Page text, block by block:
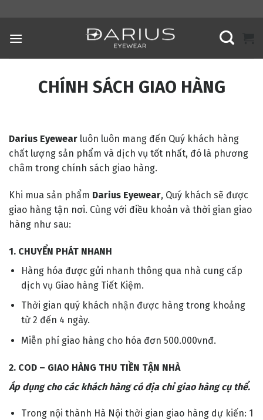
content
CHÍNH SÁCH GIAO HÀNG
Darius Eyewear luôn luôn mang đến Quý khách hàng
chất lượng sản phẩm và dịch vụ tốt nhất, đó là phương
châm trong chính sách giao hàng.
Khi mua sản phẩm Darius Eyewear, Quý khách sẽ được
giao hàng tận nơi. Cùng với điều khoản và thời gian giao
hàng như sau:
1. CHUYỂN PHÁT NHANH
Hàng hóa được gửi nhanh thông qua nhà cung cấp
dịch vụ Giao hàng Tiết Kiệm.
Thời gian quý khách nhận được hàng trong khoảng
từ 2 đến 4 ngày.
Miễn phí giao hàng cho hóa đơn 500.000vnđ.
2. COD – GIAO HÀNG THU TIỀN TẬN NHÀ
Áp dụng cho các khách hàng có địa chỉ giao hàng cụ thể.
Trong nội thành Hà Nội thời gian giao hàng dự kiến: 1